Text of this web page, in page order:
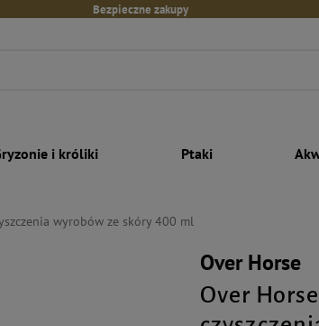
Bezpieczne zakupy
i króliki Ptaki
wyrobów ze skóry 400 ml
Over Horse
Over